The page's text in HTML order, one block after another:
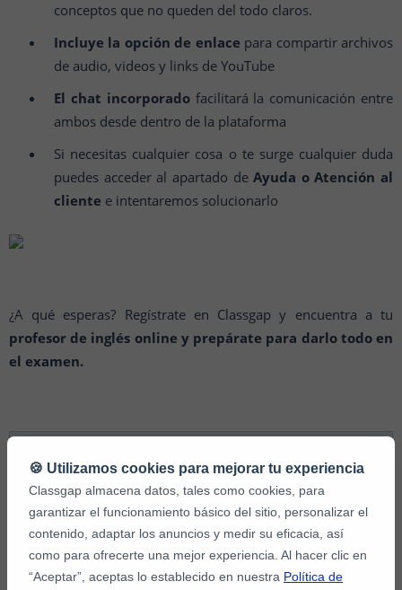
conceptos que no queden del todo claros.
Incluye la opción de enlace para compartir archivos
de audio, videos y links de YouTube
El chat incorporadofacilitará la comunicación entre
ambos desde dentro de la plataforma
Si necesitas cualquier cosa o te surge cualquier duda
puedes acceder al apartado deAyuda o Atención al
cliente e intentaremos solucionarlo
¿A qué esperas? Regístrate en Classgap y encuentra a tu
profesor de inglés online y prepárate para darlo todo en
el examen.
Otros artículos relacionados que le interesarán:
Todo lo que debes saber para preparar tu entrevista
en inglés
Clases de inglés online para trabajar en el extranjero
🍪 Utilizamos cookies para mejorar tu experiencia
Classgap almacena datos, tales como cookies, para
garantizar el funcionamiento básico del sitio, personalizar el
contenido, adaptar los anuncios y medir su eficacia, así
como para ofrecerte una mejor experiencia. Al hacer clic en
“Aceptar”, aceptas lo establecido en nuestra Política de